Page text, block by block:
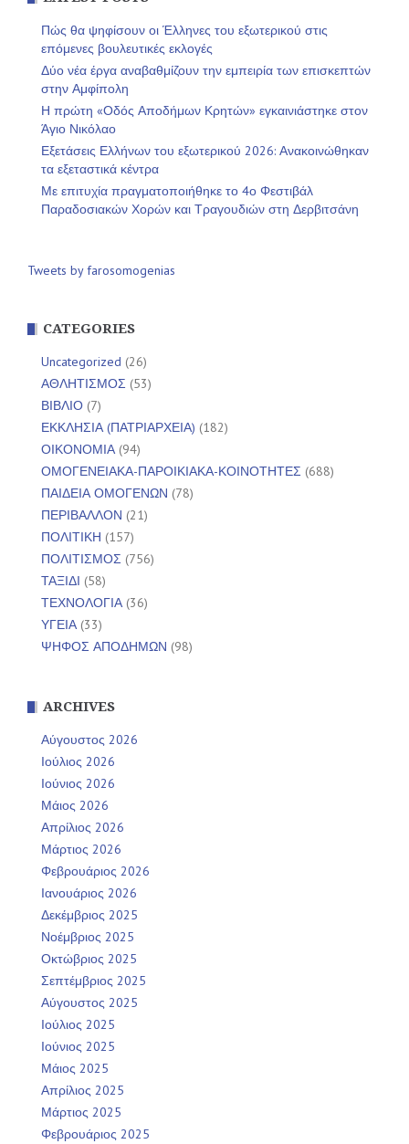
Πώς θα ψηφίσουν οι Έλληνες του εξωτερικού στις
επόμενες βουλευτικές εκλογές
Δύο νέα έργα αναβαθμίζουν την εμπειρία των επισκεπτών
στην Αμφίπολη
Η πρώτη «Οδός Αποδήμων Κρητών» εγκαινιάστηκε στον
Άγιο Νικόλαο
Εξετάσεις Ελλήνων του εξωτερικού 2026: Ανακοινώθηκαν
τα εξεταστικά κέντρα
Με επιτυχία πραγματοποιήθηκε το 4ο Φεστιβάλ
Παραδοσιακών Χορών και Τραγουδιών στη Δερβιτσάνη
Tweets by farosomogenias
CATEGORIES
Uncategorized (26)
ΑΘΛΗΤΙΣΜΟΣ (53)
ΒΙΒΛΙΟ (7)
ΕΚΚΛΗΣΙΑ (ΠΑΤΡΙΑΡΧΕΙΑ) (182)
ΟΙΚΟΝΟΜΙΑ(94)
ΟΜΟΓΕΝΕΙΑΚΑ-ΠΑΡΟΙΚΙΑΚΑ-ΚΟΙΝΟΤΗΤΕΣ (688)
ΠΑΙΔΕΙΑ ΟΜΟΓΕΝΩΝ (78)
ΠΕΡΙΒΑΛΛΟΝ (21)
ΠΟΛΙΤΙΚΗ (157)
ΠΟΛΙΤΙΣΜΟΣ (756)
ΤΑΞΙΔΙ (58)
ΤΕΧΝΟΛΟΓΙΑ(36)
ΥΓΕΙΑ(33)
ΨΗΦΟΣ ΑΠΟΔΗΜΩΝ (98)
ARCHIVES
Αύγουστος 2026
Ιούλιος 2026
Ιούνιος 2026
Μάιος 2026
Απρίλιος 2026
Μάρτιος 2026
Φεβρουάριος 2026
Ιανουάριος 2026
Δεκέμβριος 2025
Νοέμβριος 2025
Οκτώβριος 2025
Σεπτέμβριος 2025
Αύγουστος 2025
Ιούλιος 2025
Ιούνιος 2025
Μάιος 2025
Απρίλιος 2025
Μάρτιος 2025
Φεβρουάριος 2025